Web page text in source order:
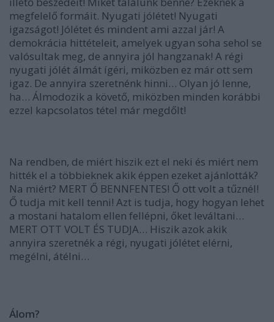
megfelelő formáit. Nyugati jólétet! Nyugati
igazságot! Jólétet és mindent ami azzal jár! A
demokrácia hittételeit, amelyek ugyan soha sehol se
valósultak meg, de annyira jól hangzanak! A régi
nyugati jólét álmát ígéri, miközben ez már ott sem
igaz. De annyira szeretnénk hinni… Olyan jó lenne,
ha… Álmodozik a követő, miközben minden korábbi
ezzel kapcsolatos tétel már megdőlt!
Na rendben, de miért hiszik ezt el neki és miért nem
hitték el a többieknek akik éppen ezeket ajánlották?
Na miért? MERT Ő BENNFENTES! Ő ott volt a tűznél!
Ő tudja mit kell tenni! Azt is tudja, hogy hogyan lehet
a mostani hatalom ellen fellépni, őket leváltani…
MERT OTT VOLT ÉS TUDJA… Hiszik azok akik
annyira szeretnék a régi, nyugati jólétet elérni,
megélni, átélni…
Álom?